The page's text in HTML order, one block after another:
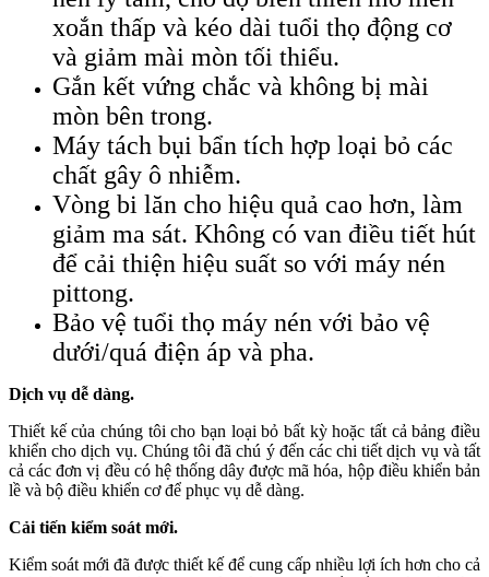
xoắn thấp và kéo dài tuổi thọ động cơ
và giảm mài mòn tối thiểu.
Gắn kết vứng chắc và không bị mài
mòn bên trong.
Máy tách bụi bẩn tích hợp loại bỏ các
chất gây ô nhiễm.
Vòng bi lăn cho hiệu quả cao hơn, làm
giảm ma sát. Không có van điều tiết hút
để cải thiện hiệu suất so với máy nén
pittong.
Bảo vệ tuổi thọ máy nén với bảo vệ
dưới/quá điện áp và pha.
Dịch vụ dễ dàng.
Thiết kế của chúng tôi cho bạn loại bỏ bất kỳ hoặc tất cả bảng điều
khiển cho dịch vụ. Chúng tôi đã chú ý đến các chi tiết dịch vụ và tất
cả các đơn vị đều có hệ thống dây được mã hóa, hộp điều khiển bản
lề và bộ điều khiển cơ để phục vụ dễ dàng.
Cải tiến kiểm soát mới.
Kiểm soát mới đã được thiết kế để cung cấp nhiều lợi ích hơn cho cả